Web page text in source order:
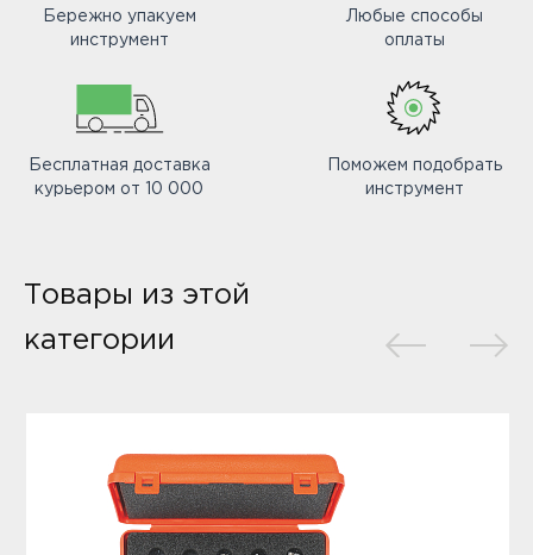
Бережно упакуем
инструмент
Любые способы
оплаты
Бесплатная доставка
курьером от 10 000
Поможем подобрать
инструмент
Товары из этой
категории